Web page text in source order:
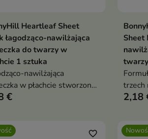
Dodaj do koszyka
Heartleaf Sheet
łagodząco-nawilżająca
do twarzy w
1 sztuka
nawilżająca
w płachcie stworzona
o pielęgnacji skóry
€
Sheet
trzech
2,18
favorite_border